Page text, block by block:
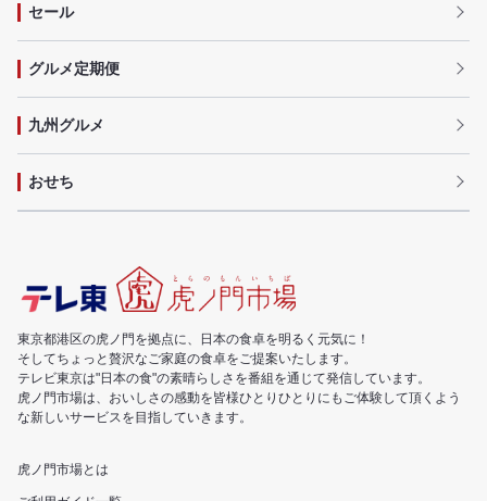
セール
グルメ定期便
九州グルメ
おせち
東京都港区の虎ノ門を拠点に、日本の食卓を明るく元気に！
そしてちょっと贅沢なご家庭の食卓をご提案いたします。
テレビ東京は"日本の食"の素晴らしさを番組を通じて発信しています。
虎ノ門市場は、おいしさの感動を皆様ひとりひとりにもご体験して頂くよう
な新しいサービスを目指していきます。
虎ノ門市場とは